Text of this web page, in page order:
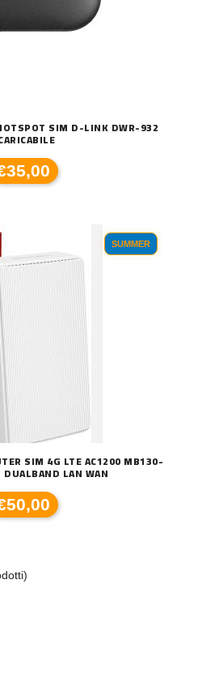
SIM D-LINK DWR-932
SUMMER
SIM 4G LTE AC1200 MB130-
LAN WAN